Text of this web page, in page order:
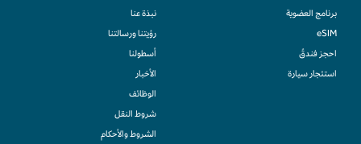
برنامج العضوية
eSIM
احجز فندقً
استئجار سيارة
نبذة عنا
رؤيتنا ورسالتنا
أسطولنا
الأخبار
الوظائف
شروط النقل
الشروط والأحكام